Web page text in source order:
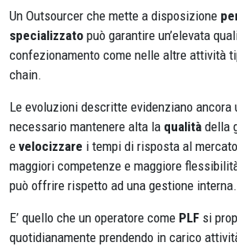
Un Outsourcer che mette a disposizione
specializzato può garantire un’elevata
confezionamento come nelle altre attività
chain.
Le evoluzioni descritte evidenziano ancora
necessario mantenere alta la qualità della
e velocizzare i tempi di risposta al
maggiori competenze e maggiore
può offrire rispetto ad una gestione interna.
E’ quello che un operatore come PLF si
quotidianamente prendendo in carico